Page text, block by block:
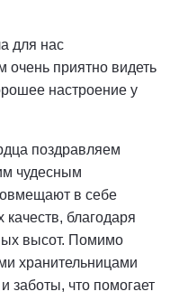
для нас
очень приятно видеть
настроение у
поздравляем
чудесным
в себе
благодаря
высот. Помимо
хранительницами
заботы, что помогает